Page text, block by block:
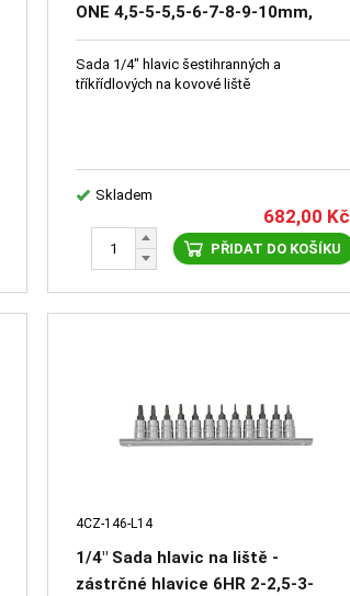
ONE 4,5-5-5,5-6-7-8-9-10mm,
zástrčné hlavice Y2-Y3-Y4-Y5
Sada 1/4" hlavic šestihranných a
tříkřídlových na kovové liště
Skladem
682,00 Kč
PŘIDAT DO KOŠÍKU
4CZ-146-L14
1/4" Sada hlavic na liště -
zástrčné hlavice 6HR 2-2,5-3-